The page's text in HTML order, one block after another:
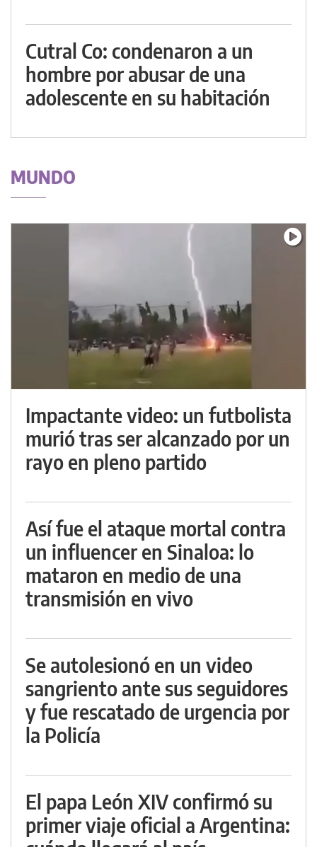
Cutral Co: condenaron a un
hombre por abusar de una
adolescente en su habitación
MUNDO
Impactante video: un futbolista
murió tras ser alcanzado por un
rayo en pleno partido
Así fue el ataque mortal contra
un influencer en Sinaloa: lo
mataron en medio de una
transmisión en vivo
Se autolesionó en un video
sangriento ante sus seguidores
y fue rescatado de urgencia por
la Policía
El papa León XIV confirmó su
primer viaje oficial a Argentina: